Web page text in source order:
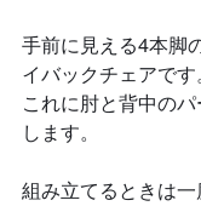
手前に見える4本脚
イバックチェアです
これに肘と背中の
します。
組み立てるときは